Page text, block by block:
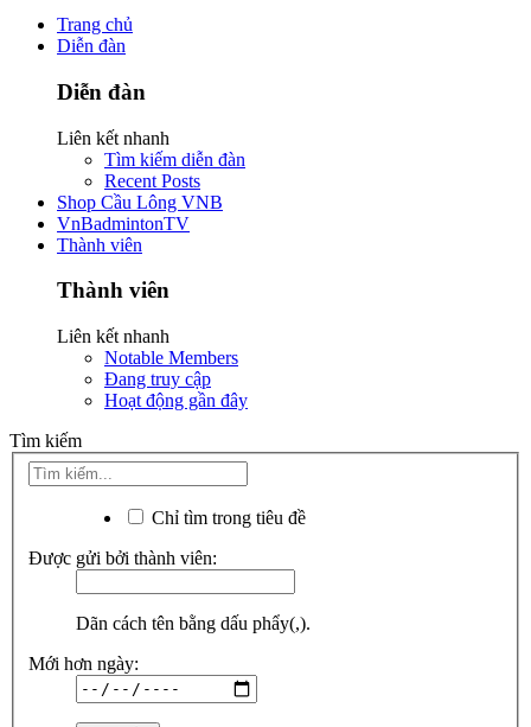
Trang chủ
Diễn đàn
Diễn đàn
Liên kết nhanh
Tìm kiếm diễn đàn
Recent Posts
Shop Cầu Lông VNB
VnBadmintonTV
Thành viên
Thành viên
Liên kết nhanh
Notable Members
Đang truy cập
Hoạt động gần đây
Tìm kiếm
Chỉ tìm trong tiêu đề
Được gửi bởi thành viên:
Dãn cách tên bằng dấu phẩy(,).
Mới hơn ngày: